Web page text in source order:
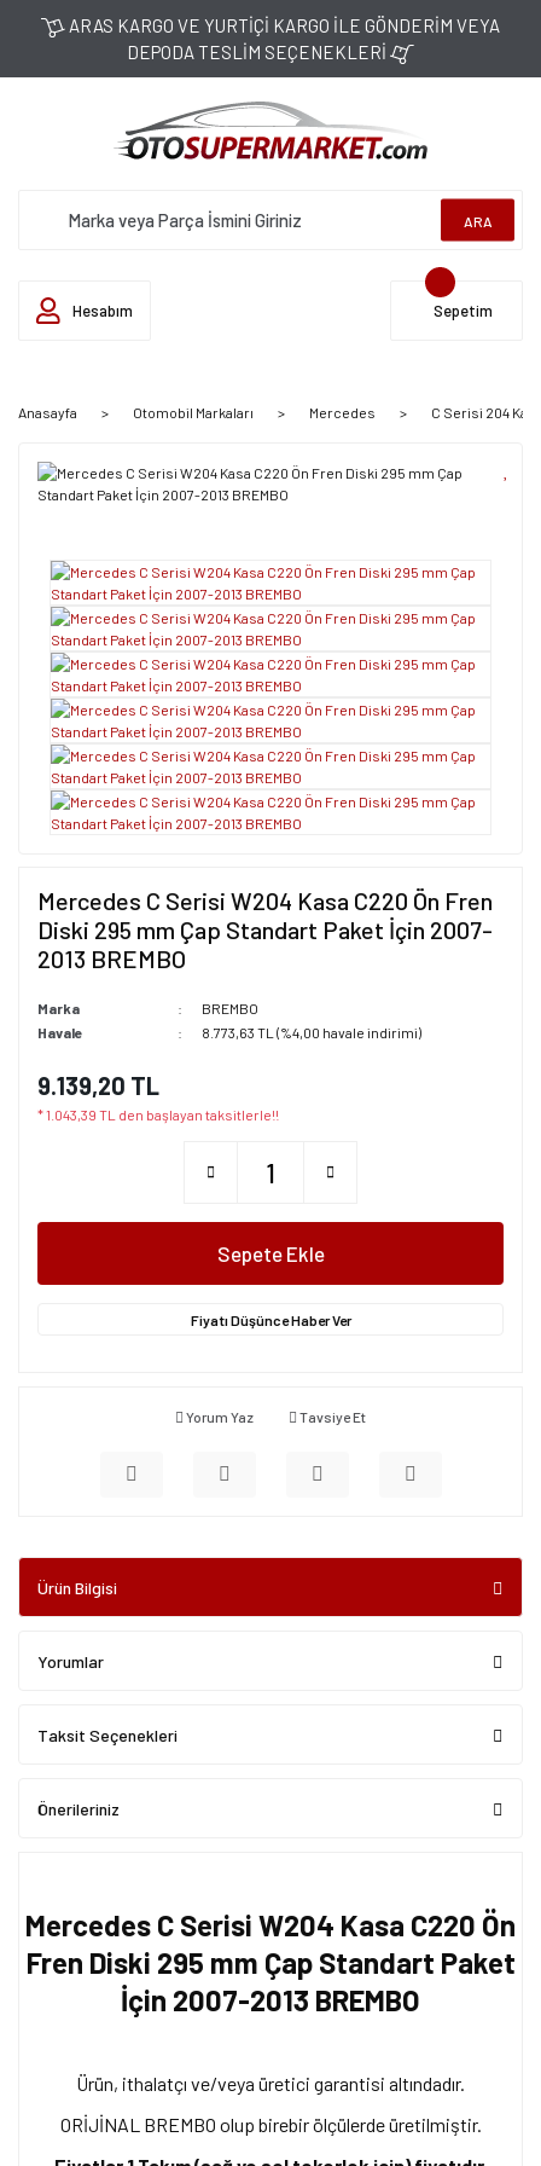
ARAS KARGO VE YURTİÇİ KARGO İLE GÖNDERİM VEYA
DEPODA TESLİM SEÇENEKLERİ
ARA
Hesabım Sepetim
Anasayfa Otomobil Markaları Mercedes C Serisi 204
Mercedes C Serisi W204 Kasa C220 Ön Fren
Diski 295 mm Çap Standart Paket İçin 2007-
2013 BREMBO
Marka
BREMBO
Havale
8.773,63 TL (%4,00 havale indirimi)
9.139,20 TL
* 1.043,39 TL den başlayan taksitlerle!!
Sepete Ekle
Fiyatı Düşünce Haber Ver
Yorum Yaz Tavsiye Et
Ürün Bilgisi
Yorumlar
Taksit Seçenekleri
Önerileriniz
Mercedes C Serisi W204 Kasa C220 Ön
Fren Diski 295 mm Çap Standart Paket
İçin 2007-2013 BREMBO
Ürün, ithalatçı ve/veya üretici garantisi altındadır.
ORİJİNAL BREMBO olup birebir ölçülerde üretilmiştir.